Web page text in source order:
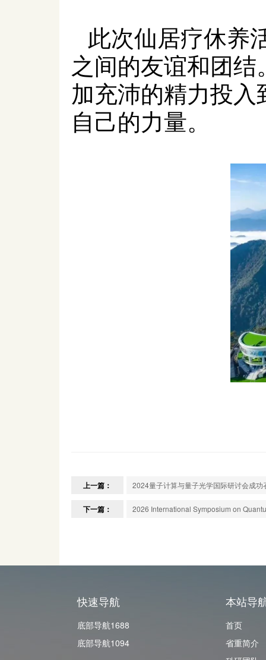
此次仙居疗休养
之间的友谊和团
加充沛的精力投
自己的力量。
上一篇： 2024量子计算与量子光学国际研讨会成功
下一篇： 2026 International Symposium on
快速导航
底部导航1688
底部导航1094
本站导
首页
省重简介